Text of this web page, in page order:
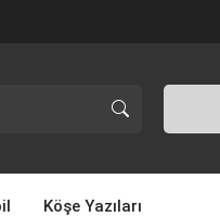
Köşe Yazıları